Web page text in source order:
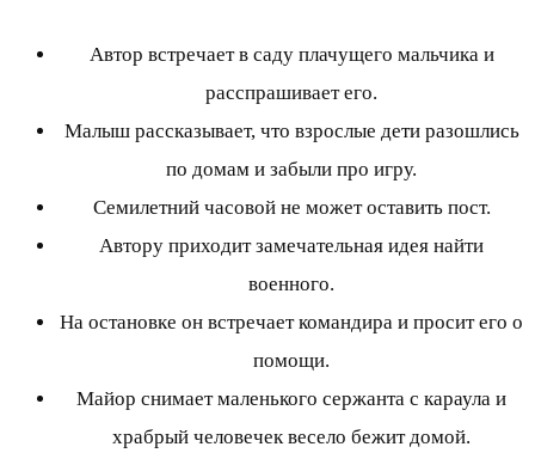
Автор встречает в саду плачущего мальчика и
расспрашивает его.
Малыш рассказывает, что взрослые дети разошлись
по домам и забыли про игру.
Семилетний часовой не может оставить пост.
Автору приходит замечательная идея найти
военного.
На остановке он встречает командира и просит его о
помощи.
Майор снимает маленького сержанта с караула и
храбрый человечек весело бежит домой.